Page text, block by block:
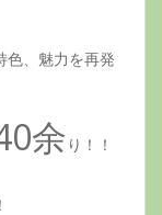
色、魅力を再発
余 り！！